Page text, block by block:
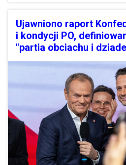
Ujawniono raport
i kondycji PO,
"partia obciachu i